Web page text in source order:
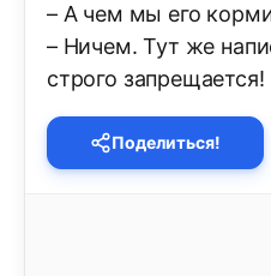
– А чем мы его
– Ничем. Тут же
строго запрещается!
Поделиться!